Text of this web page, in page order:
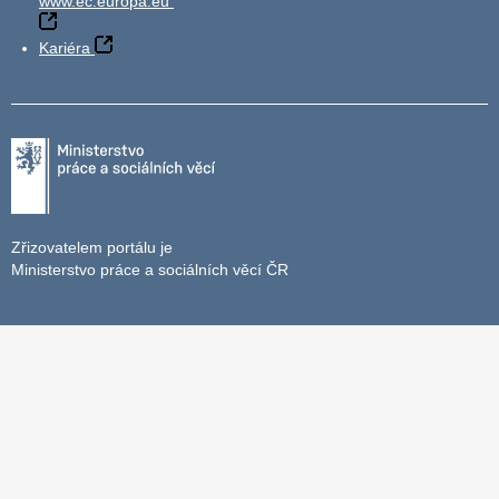
Kariéra
Zřizovatelem portálu je
Ministerstvo práce a sociálních věcí ČR